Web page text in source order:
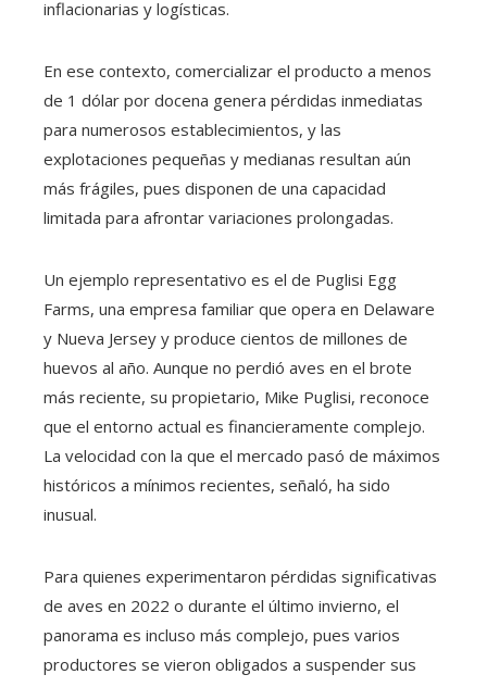
inflacionarias y logísticas.
En ese contexto, comercializar el producto a menos
de 1 dólar por docena genera pérdidas inmediatas
para numerosos establecimientos, y las
explotaciones pequeñas y medianas resultan aún
más frágiles, pues disponen de una capacidad
limitada para afrontar variaciones prolongadas.
Un ejemplo representativo es el de Puglisi Egg
Farms, una empresa familiar que opera en Delaware
y Nueva Jersey y produce cientos de millones de
huevos al año. Aunque no perdió aves en el brote
más reciente, su propietario, Mike Puglisi, reconoce
que el entorno actual es financieramente complejo.
La velocidad con la que el mercado pasó de máximos
históricos a mínimos recientes, señaló, ha sido
inusual.
Para quienes experimentaron pérdidas significativas
de aves en 2022 o durante el último invierno, el
panorama es incluso más complejo, pues varios
productores se vieron obligados a suspender sus